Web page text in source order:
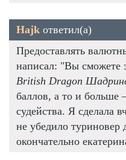
Hajk ответил(а)
Предоставлять
написал: "Вы сможете
British Dragon
баллов, а то и
судейства. Я сделала
не убедило
окончательно